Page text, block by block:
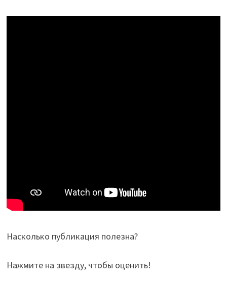
Насколько публикация полезна?
Нажмите на звезду, чтобы оценить!